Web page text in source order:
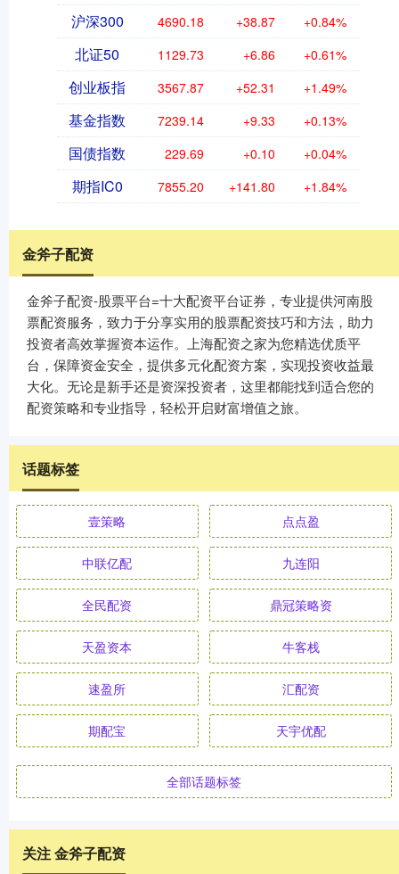
沪深300 4690.18 +38.87 +0.84%
北证50 1129.73 +6.86 +0.61%
创业板指 3567.87 +52.31 +1.49%
基金指数 7239.14 +9.33 +0.13%
国债指数 229.69 +0.10 +0.04%
期指IC0 7855.20 +141.80 +1.84%
金斧子配资
金斧子配资-股票平台=十大配资平台证券，专业提供河南股
票配资服务，致力于分享实用的股票配资技巧和方法，助力
投资者高效掌握资本运作。上海配资之家为您精选优质平
台，保障资金安全，提供多元化配资方案，实现投资收益最
大化。无论是新手还是资深投资者，这里都能找到适合您的
配资策略和专业指导，轻松开启财富增值之旅。
话题标签
壹策略 点点盈
中联亿配 九连阳
全民配资 鼎冠策略资
天盈资本 牛客栈
速盈所 汇配资
期配宝 天宇优配
全部话题标签
关注 金斧子配资